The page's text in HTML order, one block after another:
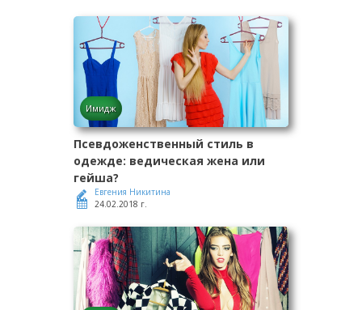
Имидж
Псевдоженственный стиль в
одежде: ведическая жена или
гейша?
Евгения Никитина
24.02.2018 г.